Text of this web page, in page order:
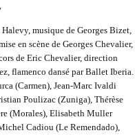
musique de Georges Bizet,
en scène de Georges Chevalier,
de Eric Chevalier, direction
flamenco dansé par Ballet Iberia.
(Carmen), Jean-Marc Ivaldi
Poulizac (Zuniga), Thérèse
(Morales), Elisabeth Muller
Cadiou (Le Remendado),